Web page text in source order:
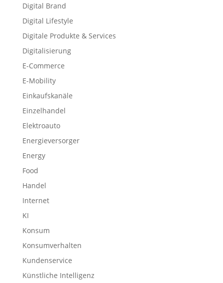
Digital Brand
Digital Lifestyle
Digitale Produkte & Services
Digitalisierung
E-Commerce
E-Mobility
Einkaufskanäle
Einzelhandel
Elektroauto
Energieversorger
Energy
Food
Handel
Internet
KI
Konsum
Konsumverhalten
Kundenservice
Künstliche Intelligenz